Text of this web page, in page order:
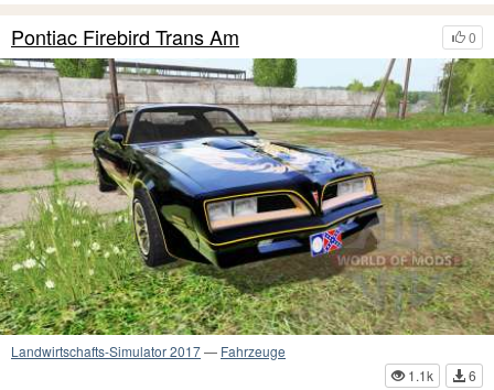
0
Pontiac Firebird Trans Am
Landwirtschafts-Simulator 2017— Fahrzeuge
1.1k
6